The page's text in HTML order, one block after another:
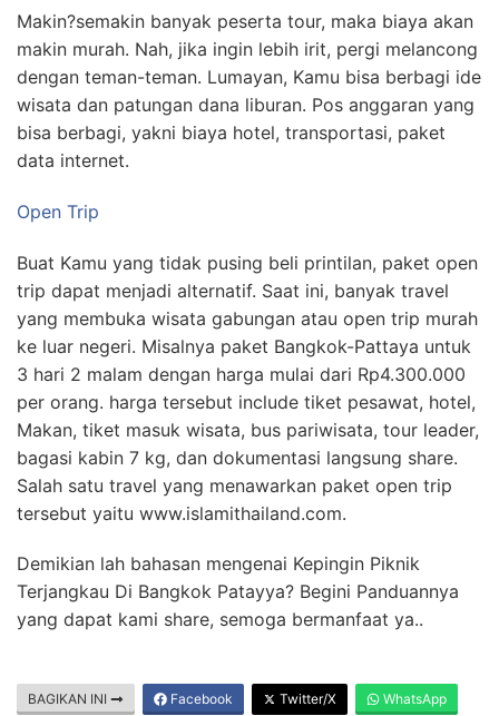
Makin?semakin banyak peserta tour, maka biaya akan
makin murah. Nah, jika ingin lebih irit, pergi melancong
dengan teman-teman. Lumayan, Kamu bisa berbagi ide
wisata dan patungan dana liburan. Pos anggaran yang
bisa berbagi, yakni biaya hotel, transportasi, paket
data internet.
Open Trip
Buat Kamu yang tidak pusing beli printilan, paket open
trip dapat menjadi alternatif. Saat ini, banyak travel
yang membuka wisata gabungan atau open trip murah
ke luar negeri. Misalnya paket Bangkok-Pattaya untuk
3 hari 2 malam dengan harga mulai dari Rp4.300.000
per orang. harga tersebut include tiket pesawat, hotel,
Makan, tiket masuk wisata, bus pariwisata, tour leader,
bagasi kabin 7 kg, dan dokumentasi langsung share.
Salah satu travel yang menawarkan paket open trip
tersebut yaitu www.islamithailand.com.
Demikian lah bahasan mengenai Kepingin Piknik
Terjangkau Di Bangkok Patayya? Begini Panduannya
yang dapat kami share, semoga bermanfaat ya..
BAGIKAN INI Facebook Twitter/X WhatsApp